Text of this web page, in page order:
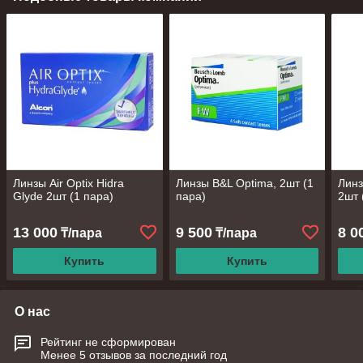
Линзы Air Optix Hidra
Glyde 2шт (1 пара)
13 000 ₸/пара
Купить
Линзы B&L Optima, 2шт (1
пара)
9 500₸/пара
Купить
2шт
8
О нас
Рейтинг не сформирован
Менее 5 отзывов за последний год